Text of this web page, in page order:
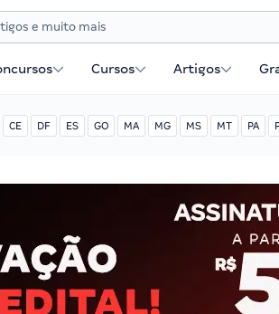
Cursos Artigos
CE DF ES GO MA MG MS MT PA